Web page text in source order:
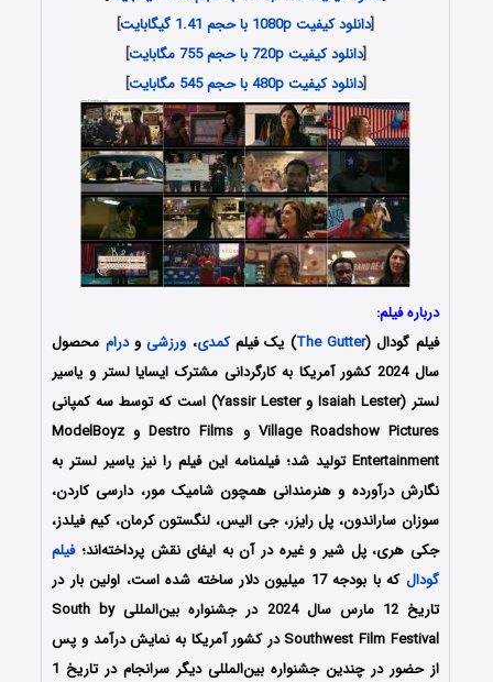
[دانلود کیفیت 1080p با حجم 1.41 گیگابایت
]
[دانلود کیفیت 720p با حجم 755 مگابایت
]
[دانلود کیفیت 480p با حجم 545 مگابایت ]
درباره فیلم:
فیلم گودال (The Gutter) یک فیلمکمدی، ورزشیودرام محصول
سال 2024 کشور آمریکا به کارگردانی مشترک ایسایا لستر و یاسیر
لستر (Isaiah Lester و Yassir Lester) است که توسط سه کمپانی‌
Village Roadshow Pictures و Destro Films و ModelBoyz
Entertainment تولید شد؛ فیلمنامه این فیلم را نیز یاسیر لستر
به
نگارش درآورده و هنرمندانی همچونشامیک مور، دارسی کاردن،
سوزان ساراندون، پل رایزر، جی الیس، لنگستون کرمان، کیم فیلدز،
جکی هری، پل شیر و غیره در آن به ایفای نقش پرداخته‌اند؛فیلم
گودال که با بودجه 17 میلیون دلار ساخته شده است،
اولین بار در
تاریخ 12 مارس سال 2024 در جشنواره بین‌المللی South by
Southwest Film Festival در کشور آمریکا به نمایش درآمد و پس
از حضور در چندین جشنواره بین‌المللی دیگر سرانجام در تاریخ 1